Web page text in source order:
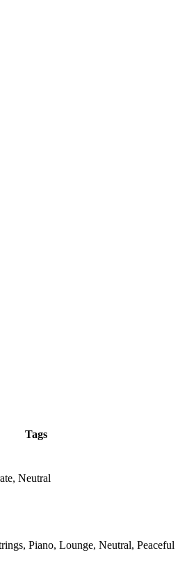
Tags
Neutral
Piano, Lounge, Neutral, Peaceful